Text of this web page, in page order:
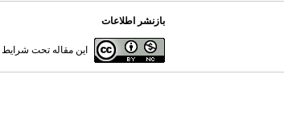
بازنشر اطلاعات
این مقاله تحت شرایط